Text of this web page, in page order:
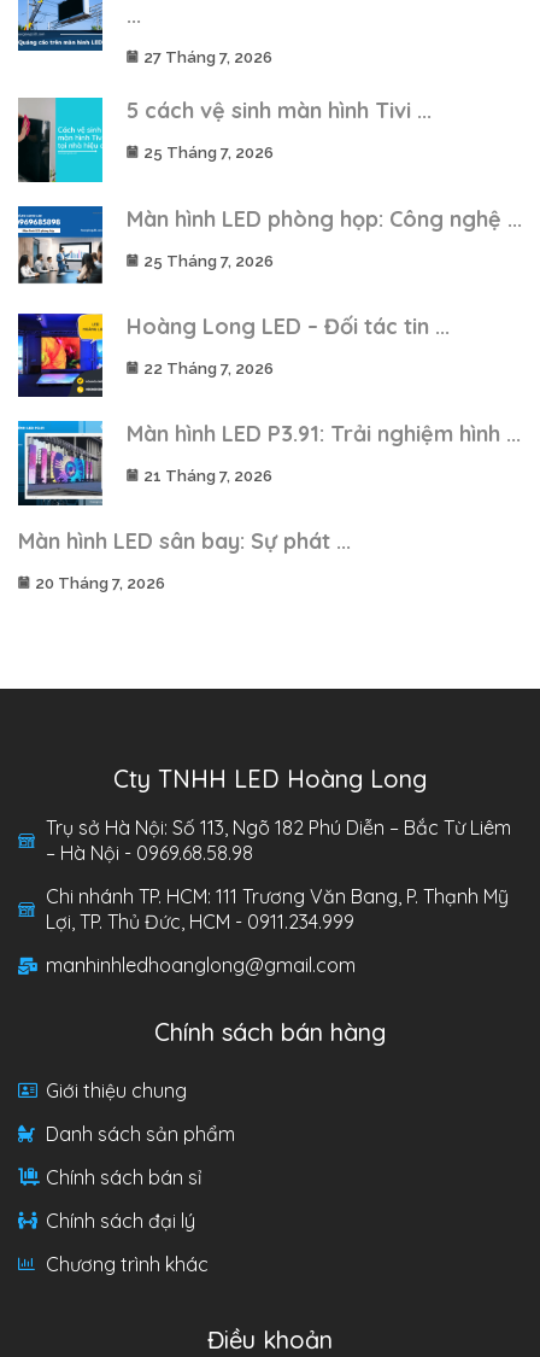
...
27 Tháng 7, 2026
5 cách vệ sinh màn hình Tivi ...
25 Tháng 7, 2026
Màn hình LED phòng họp: Công nghệ ...
25 Tháng 7, 2026
Hoàng Long LED – Đối tác tin ...
22 Tháng 7, 2026
Màn hình LED P3.91: Trải nghiệm hình ...
21 Tháng 7, 2026
Màn hình LED sân bay: Sự phát ...
20 Tháng 7, 2026
Cty TNHH LED Hoàng Long
Trụ sở Hà Nội: Số 113, Ngõ 182 Phú Diễn – Bắc Từ Liêm
– Hà Nội - 0969.68.58.98
Chi nhánh TP. HCM: 111 Trương Văn Bang, P. Thạnh Mỹ
Lợi, TP. Thủ Đức, HCM - 0911.234.999
manhinhledhoanglong@gmail.com
Chính sách bán hàng
Giới thiệu chung
Danh sách sản phẩm
Chính sách bán sỉ
Chính sách đại lý
Chương trình khác
Điều khoản